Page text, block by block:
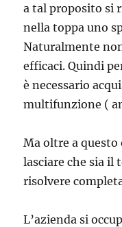
a tal proposito si
nella toppa uno
Naturalmente
efficaci. Quindi
è necessario
multifunzione (
Ma oltre a questo
lasciare che sia il
risolvere
L’azienda si